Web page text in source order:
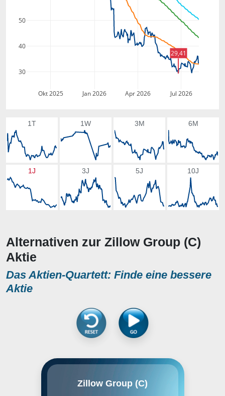
Okt 2025 Jan 2026 Apr 2026 Jul 2026
30
40
50
29,41
1T 1W 3M 6M
1J 3J 5J 10J
Alternativen zur Zillow Group (C)
Aktie
Das Aktien-Quartett: Finde eine bessere
Aktie
Zillow Group (C)
provision of real estate and home-